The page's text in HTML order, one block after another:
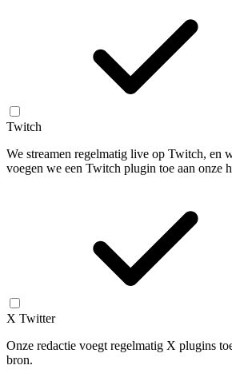
Twitch
We streamen regelmatig live op Twitch, en
voegen we een Twitch plugin toe aan onze
X Twitter
Onze redactie voegt regelmatig X plugins
bron.